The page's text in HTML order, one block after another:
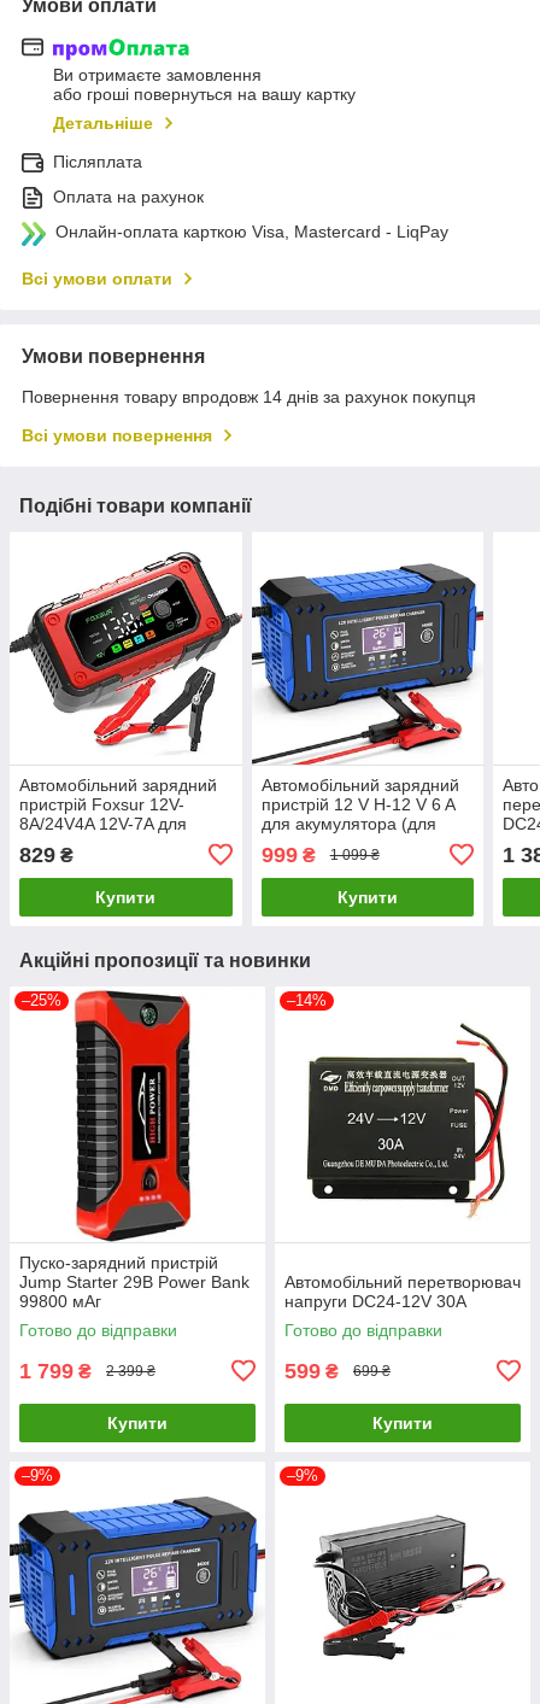
Умови оплати
Ви отримаєте замовлення
або гроші повернуться на вашу картку
Детальніше
Післяплата
Оплата на рахунок
Онлайн-оплата карткою Visa, Mastercard - LiqPay
Всі умови оплати
Умови повернення
Повернення товару впродовж 14 днів за рахунок покупця
Всі умови повернення
Подібні товари компанії
Автомобільний зарядний
пристрій Foxsur 12V-
8A/24V4A 12V-7A для
829 ₴
Купити
Автомобільний зарядний
пристрій 12 V H-12 V 6 A
для акумулятора (для
олив'яно-кислотних AGM
GEL) Smart + LCD Синій
999₴ 1 099 ₴
Купити
1
Акційні пропозиції та новинки
–25%
Пуско-зарядний пристрій
Jump Starter 29B Power Bank
99800 мАг
Готово до відправки
1 799 ₴ 2 399 ₴
Купити
–14%
Автомобільний перетворювач
напруги DC24-12V 30A
Готово до відправки
599 ₴ 699 ₴
Купити
–9% –9%